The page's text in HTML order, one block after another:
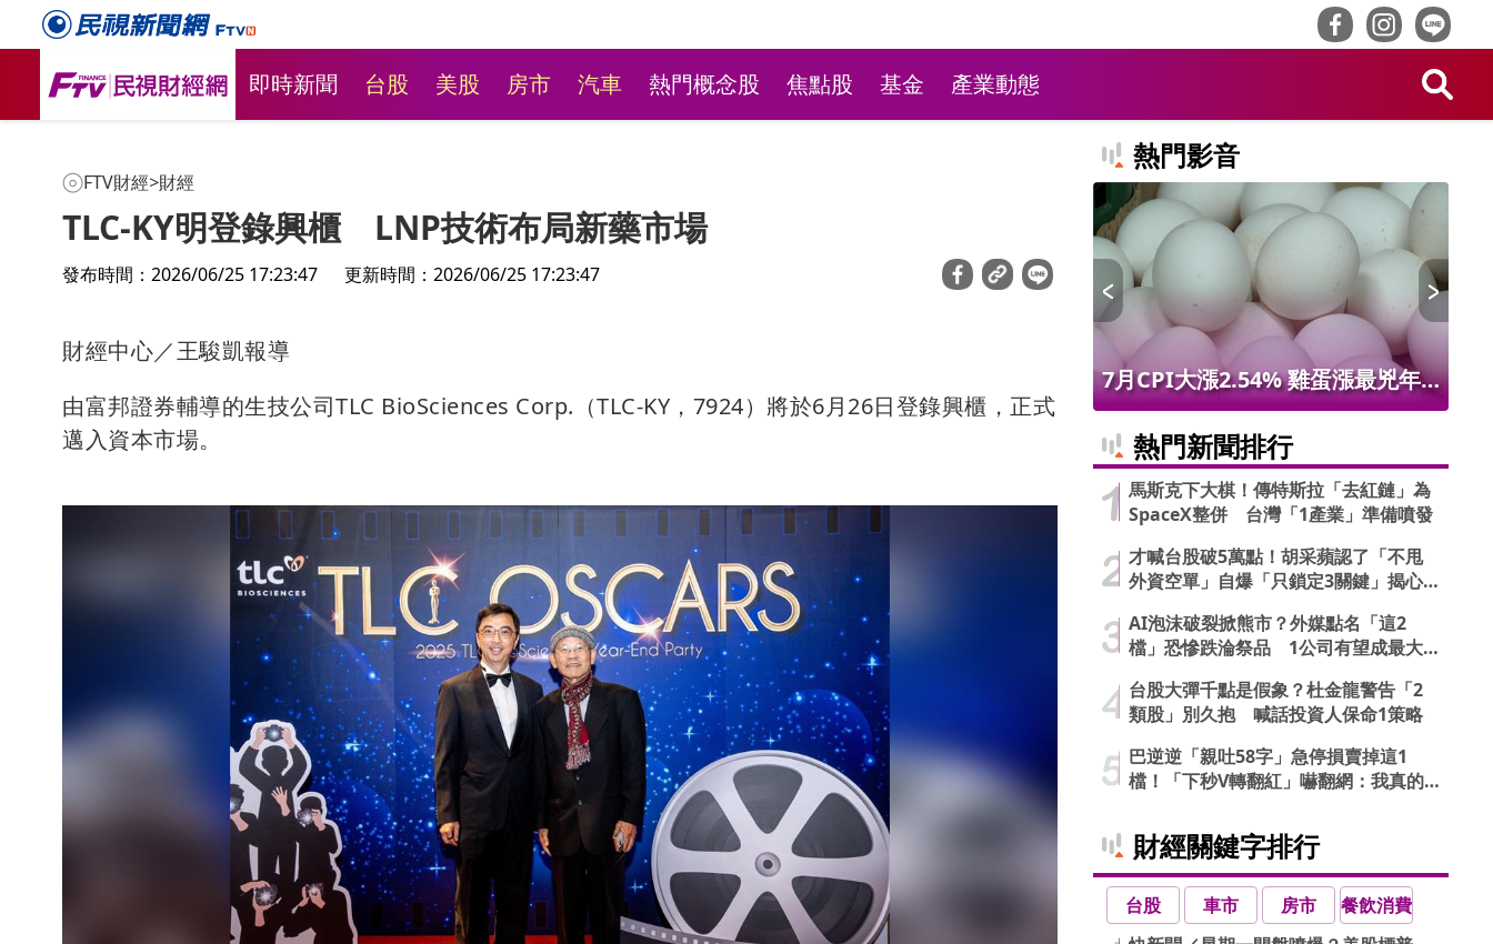
即時新聞 台股 美股 房市 汽車 熱門概念股 焦點股 基金 產業動態
FTV財經>財經
TLC-KY明登錄興櫃 LNP技術布局新藥市場
發布時間：2026/06/25 17:23:47 更新時間：2026/06/25 17:23:47
財經中心／王駿凱報導
由富邦證券輔導的生技公司TLC BioSciences Corp.（TLC-KY，7924）將於6月26日登錄興櫃，正式
邁入資本市場。
熱門影音
萬本吸經銷商搶購
7月CPI大漲2.54% 雞蛋漲最兇年
幅
熱門新聞排行
馬斯克下大棋！傳特斯拉「去紅鏈」為
SpaceX整併 台灣「1產業」準備噴發
才喊台股破5萬點！胡采蘋認了「不甩
外資空單」自爆「只鎖定3關鍵」揭心
AI泡沫破裂掀熊市？外媒點名「這2
檔」恐慘跌淪祭品 1公司有望成最大
台股大彈千點是假象？杜金龍警告「2
類股」別久抱 喊話投資人保命1策略
巴逆逆「親吐58字」急停損賣掉這1
檔！「下秒V轉翻紅」嚇翻網：我真的
財經關鍵字排行
台股 車市 房市
餐飲消費